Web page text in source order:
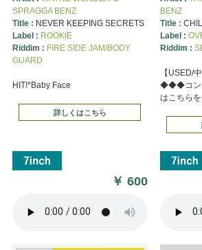
SPRAGGA BENZ
Title : NEVER KEEPING SECRETS
Label : ROOKIE
Riddim : FIRE SIDE JAM/BODY
GUARD
HIT!*Baby Face
詳しくはこちら
￥600
BENZ
Title :
Label :
Riddim :
【USED/
◆◆◆コン
はこちら